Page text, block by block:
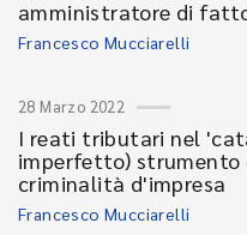
amministratore di
Francesco Mucciarelli
28 Marzo 2022
I reati tributari nel
imperfetto)
criminalità d'impresa
Francesco Mucciarelli